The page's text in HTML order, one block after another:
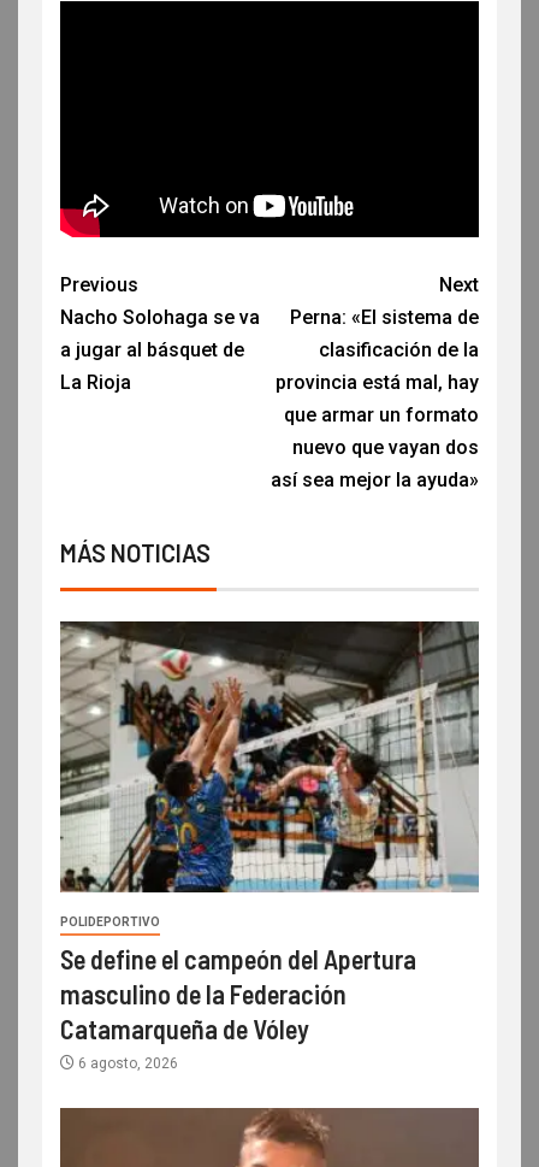
Previous
Nacho Solohaga se va
a jugar al básquet de
La Rioja
Next
Perna: «El sistema de
clasificación de la
provincia está mal, hay
que armar un formato
nuevo que vayan dos
así sea mejor la ayuda»
MÁS NOTICIAS
POLIDEPORTIVO
Se define el campeón del Apertura
masculino de la Federación
Catamarqueña de Vóley
6 agosto, 2026